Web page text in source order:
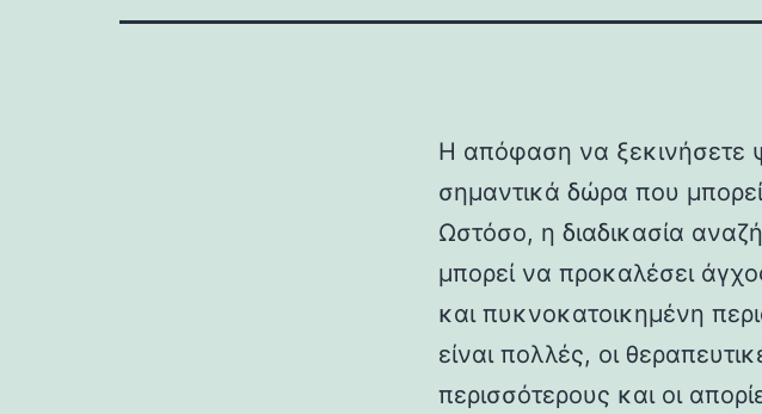
Η απόφαση να ξεκινήσετε
σημαντικά δώρα που
Ωστόσο, η διαδικασία
μπορεί να προκαλέσει
και πυκνοκατοικημένη
είναι πολλές, οι
περισσότερους και οι